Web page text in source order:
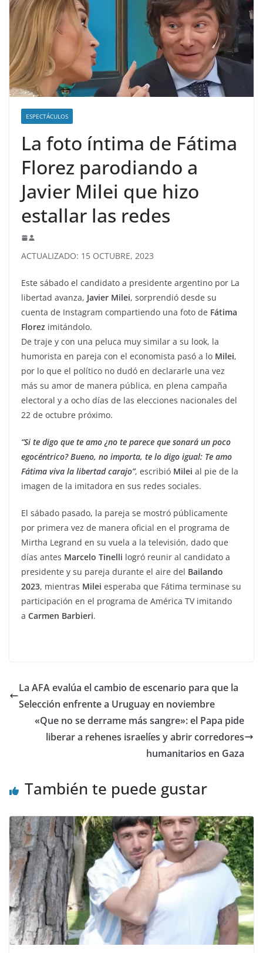
ESPECTÁCULOS
La foto íntima de Fátima
Florez parodiando a
Javier Milei que hizo
estallar las redes
ACTUALIZADO: 15 OCTUBRE, 2023
Este sábado el candidato a presidente argentino por La
libertad avanza, Javier Milei, sorprendió desde su
cuenta de Instagram compartiendo una foto de Fátima
Florez imitándolo.
De traje y con una peluca muy similar a su look, la
humorista en pareja con el economista pasó a lo Milei,
por lo que el político no dudó en declararle una vez
más su amor de manera pública, en plena campaña
electoral y a ocho días de las elecciones nacionales del
22 de octubre próximo.
“Si te digo que te amo ¿no te parece que sonará un poco
egocéntrico? Bueno, no importa, te lo digo igual: Te amo
Fátima viva la libertad carajo”, escribió Milei al pie de la
imagen de la imitadora en sus redes sociales.
El sábado pasado, la pareja se mostró públicamente
por primera vez de manera oficial en el programa de
Mirtha Legrand en su vuela a la televisión, dado que
días antes Marcelo Tinelli logró reunir al candidato a
presidente y su pareja durante el aire del Bailando
2023, mientras Milei esperaba que Fátima terminase su
participación en el programa de América TV imitando
a Carmen Barbieri.
La AFA evalúa el cambio de escenario para que la
Selección enfrente a Uruguay en noviembre
«Que no se derrame más sangre»: el Papa pide
liberar a rehenes israelíes y abrir corredores
humanitarios en Gaza
También te puede gustar